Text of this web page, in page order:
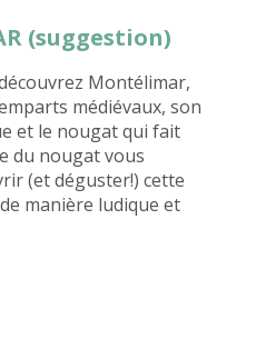
(suggestion)
Montélimar,
médiévaux, son
et le nougat qui fait
du nougat vous
(et déguster!) cette
manière ludique et